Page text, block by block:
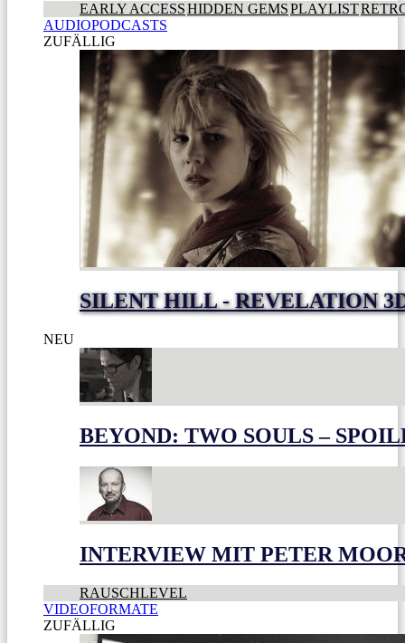
EARLY ACCESSHIDDEN GEMSPLAYLIST
AUDIOPODCASTS
ZUFÄLLIG
SILENT HILL - REVELATION
NEU
BEYOND: TWO SOULS –
INTERVIEW MIT PETER
RAUSCHLEVEL
VIDEOFORMATE
ZUFÄLLIG